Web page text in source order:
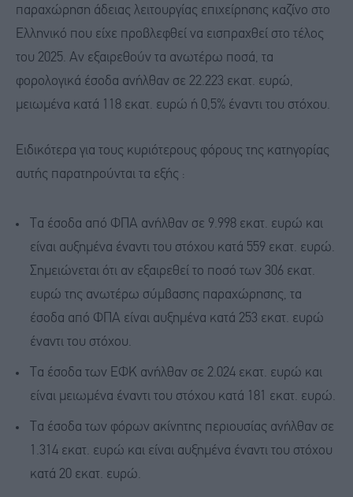
παραχώρηση άδειας λειτουργίας επιχείρησης καζίνο στο
Ελληνικό που είχε προβλεφθεί να εισπραχθεί στο τέλος
του 2025. Αν εξαιρεθούν τα ανωτέρω ποσά, τα
φορολογικά έσοδα ανήλθαν σε 22.223 εκατ. ευρώ,
μειωμένα κατά 118 εκατ. ευρώ ή 0,5% έναντι του στόχου.
Ειδικότερα για τους κυριότερους φόρους της κατηγορίας
αυτής παρατηρούνται τα εξής :
Τα έσοδα από ΦΠΑ ανήλθαν σε 9.998 εκατ. ευρώ και
είναι αυξημένα έναντι του στόχου κατά 559 εκατ. ευρώ.
Σημειώνεται ότι αν εξαιρεθεί το ποσό των 306 εκατ.
ευρώ της ανωτέρω σύμβασης παραχώρησης, τα
έσοδα από ΦΠΑ είναι αυξημένα κατά 253 εκατ. ευρώ
έναντι του στόχου.
Τα έσοδα των ΕΦΚ ανήλθαν σε 2.024 εκατ. ευρώ και
είναι μειωμένα έναντι του στόχου κατά 181 εκατ. ευρώ.
Τα έσοδα των φόρων ακίνητης περιουσίας ανήλθαν σε
1.314 εκατ. ευρώ και είναι αυξημένα έναντι του στόχου
κατά 20 εκατ. ευρώ.